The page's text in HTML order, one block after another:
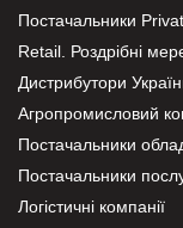
Постачальники
Retail. Роздрібні
Дистрибутори
Агропромисловий
Постачальники
Постачальники
Логістичні компанії